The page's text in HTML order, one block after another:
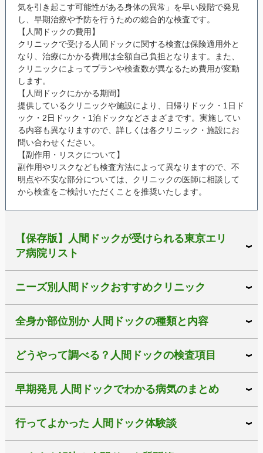
気を引き起こす可能性がある身体の異常」を早い段階で発見
し、早期治療や予防を行うための総合的な検査です。
【人間ドックの費用】
クリニックで受ける人間ドックに関する検査は保険適用外と
なり、治療にかかる費用は全額自己負担となります。また、
クリニックによってプランや検査数が異なるため費用が変動
します。
【人間ドックにかかる期間】
提供しているクリニックや施設により、日帰りドック・1日ド
ック・2日ドック・1泊ドックなどさまざまです。実施してい
る内容も異なりますので、詳しくは各クリニック・施設にお
問い合わせください。
【副作用・リスクについて】
副作用やリスクなども検査方法によって異なりますので、不
明点や不安な部分については、クリニックの医師に相談して
から検査をご検討いただくことを推奨いたします。
【保存版】人間ドックが受けられる東京エリ
ア病院リスト
ニーズ別人間ドックおすすめクリニック
全身か部位別か 人間ドックの種類と内容
どうやって調べる？人間ドックの検査項目
早期発見 人間ドックでわかる病気のまとめ
行ってよかった 人間ドック体験談